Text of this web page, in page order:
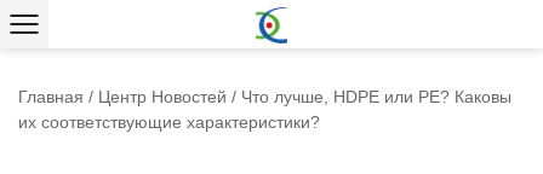
Главная / Центр Новостей / Что лучше, HDPE или PE? Каковы
их соответствующие характеристики?